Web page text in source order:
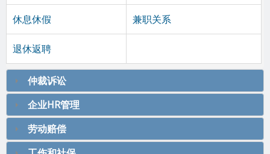
休息休假 兼职关系
退休返聘
仲裁诉讼
企业HR管理
劳动赔偿